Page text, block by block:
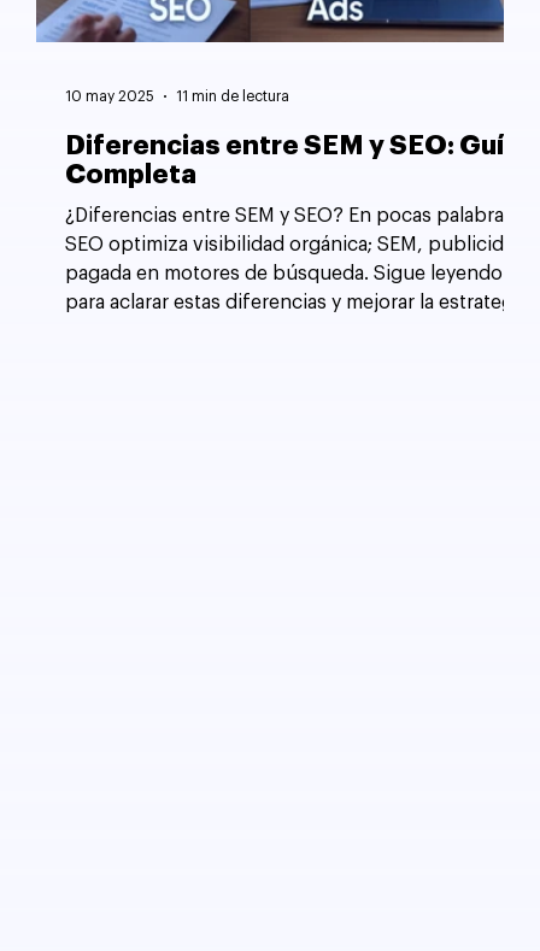
Diferencias entre SEM y SEO: Guía
Completa
¿Diferencias entre SEM y SEO? En pocas palabras,
SEO optimiza visibilidad orgánica; SEM, publicidad
pagada en motores de búsqueda. Sigue leyendo
para aclarar estas diferencias y mejorar la estrategia
10 may 2025 11 min de lectura